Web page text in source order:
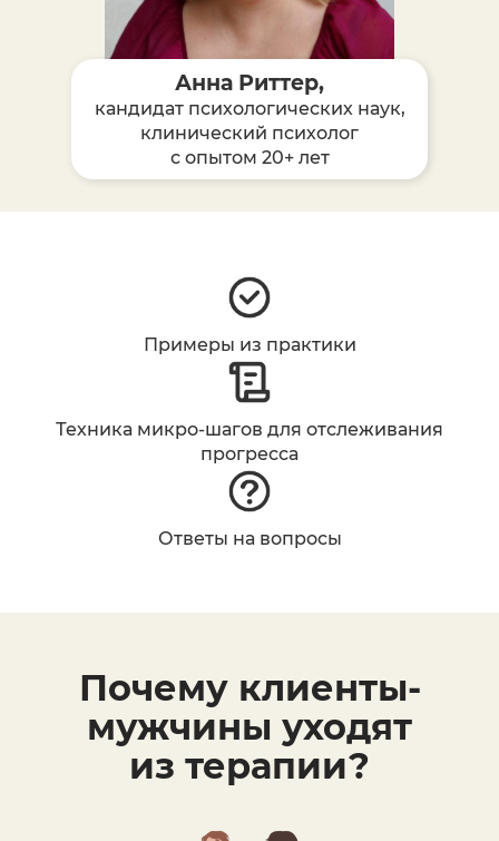
Анна Риттер,
кандидат психологических наук,
клинический психолог
с опытом 20+ лет
Примеры из практики
Техника микро-шагов для отслеживания
прогресса
Ответы на вопросы
Почему клиенты-
мужчины уходят
из терапии?